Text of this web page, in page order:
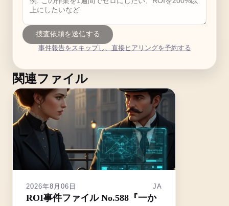
捜査依頼を送信する
事件報告をスキップし、直接ヒアリングを予約する
関連ファイル
2026年8月06日 JA
ROI事件ファイル No.588『一か